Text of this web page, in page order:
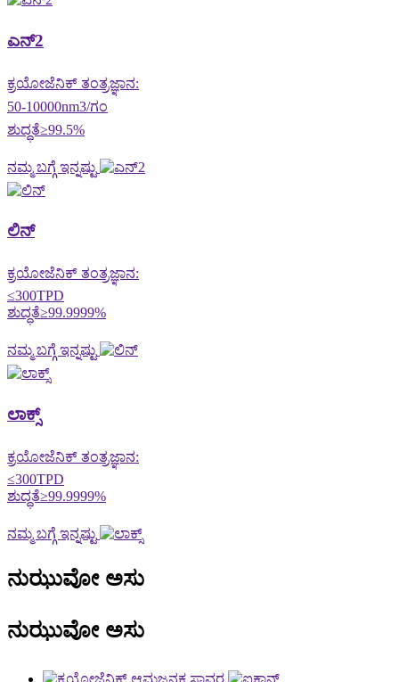
ಎನ್2
ಕ್ರಯೋಜೆನಿಕ್ ತಂತ್ರಜ್ಞಾನ:
50-10000nm3/ಗಂ
ಶುದ್ಧತೆ≥99.5%
ನಮ್ಮ ಬಗ್ಗೆ ಇನ್ನಷ್ಟು
ಲಿನ್
ಕ್ರಯೋಜೆನಿಕ್ ತಂತ್ರಜ್ಞಾನ:
≤300TPD
ಶುದ್ಧತೆ≥99.9999%
ನಮ್ಮ ಬಗ್ಗೆ ಇನ್ನಷ್ಟು
ಲಾಕ್ಸ್
ಕ್ರಯೋಜೆನಿಕ್ ತಂತ್ರಜ್ಞಾನ:
≤300TPD
ಶುದ್ಧತೆ≥99.9999%
ನಮ್ಮ ಬಗ್ಗೆ ಇನ್ನಷ್ಟು
ನುಝುವೋ ಅಸು
ನುಝುವೋ ಅಸು